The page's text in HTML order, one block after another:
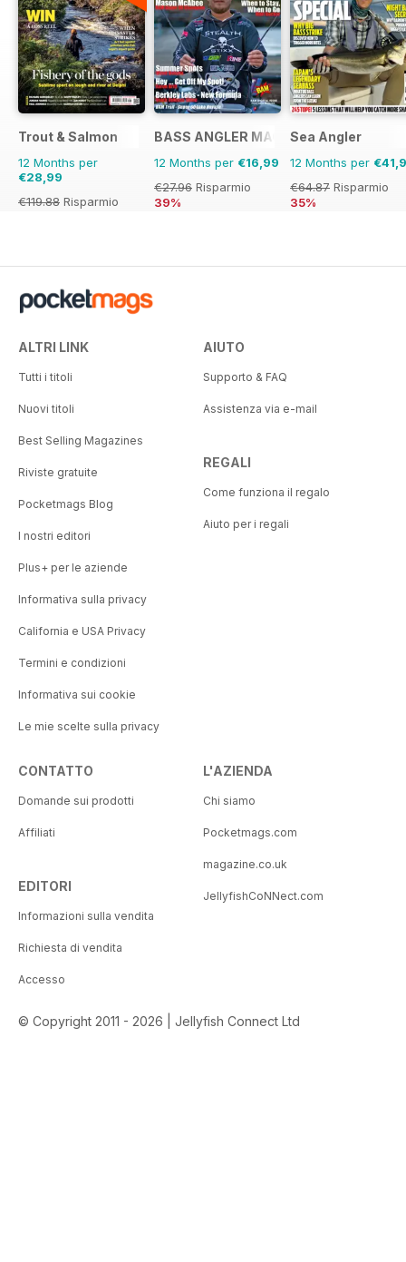
Trout & Salmon
12 Months per
€28,99
€119.88 Risparmio
BASS ANGLER MAGAZINE
12 Months per €16,99
€27.96 Risparmio
39%
Sea Angler
12 Months per
€64.87 Risparmio
35%
ALTRI LINK
Tutti i titoli
Nuovi titoli
Best Selling Magazines
Riviste gratuite
Pocketmags Blog
I nostri editori
Plus+ per le aziende
Informativa sulla privacy
California e USA Privacy
Termini e condizioni
Informativa sui cookie
Le mie scelte sulla privacy
AIUTO
Supporto & FAQ
Assistenza via e-mail
REGALI
Come funziona il regalo
Aiuto per i regali
CONTATTO
Domande sui prodotti
Affiliati
EDITORI
Informazioni sulla vendita
Richiesta di vendita
Accesso
L'AZIENDA
Chi siamo
Pocketmags.com
magazine.co.uk
JellyfishCoNNect.com
© Copyright 2011 - 2026 | Jellyfish Connect Ltd